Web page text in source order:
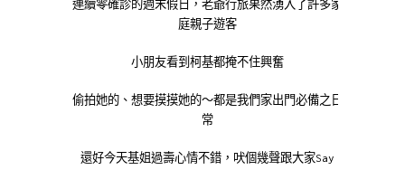
連續零確診的週末假日，老爺行旅果然湧入了許多家
庭親子遊客
小朋友看到柯基都掩不住興奮
偷拍她的、想要摸摸她的～都是我們家出門必備之日
常
還好今天基姐過壽心情不錯，吠個幾聲跟大家Say